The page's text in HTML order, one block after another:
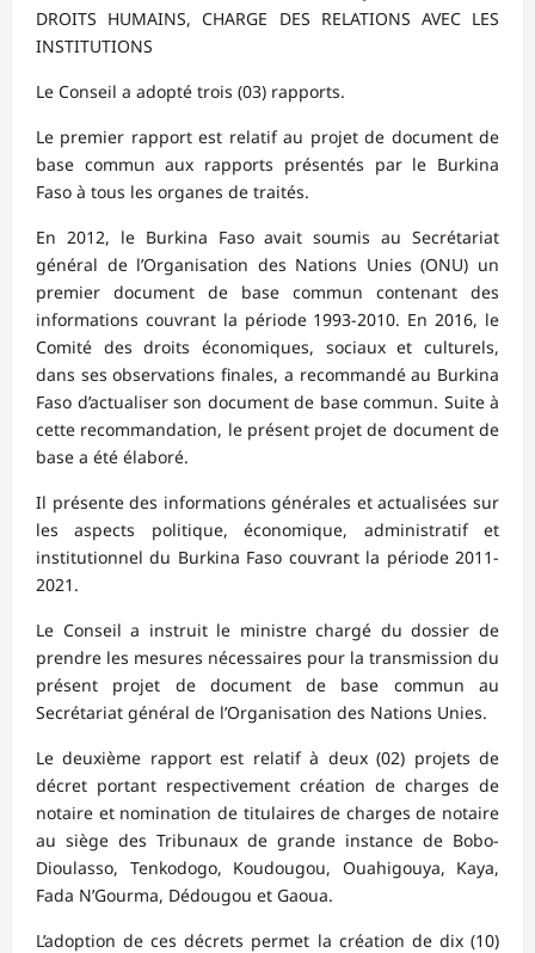
DROITS HUMAINS, CHARGE DES RELATIONS AVEC LES
INSTITUTIONS
Le Conseil a adopté trois (03) rapports.
Le premier rapport est relatif au projet de document de
base commun aux rapports présentés par le Burkina
Faso à tous les organes de traités.
En 2012, le Burkina Faso avait soumis au Secrétariat
général de l’Organisation des Nations Unies (ONU) un
premier document de base commun contenant des
informations couvrant la période 1993-2010. En 2016, le
Comité des droits économiques, sociaux et culturels,
dans ses observations finales, a recommandé au Burkina
Faso d’actualiser son document de base commun. Suite à
cette recommandation, le présent projet de document de
base a été élaboré.
Il présente des informations générales et actualisées sur
les aspects politique, économique, administratif et
institutionnel du Burkina Faso couvrant la période 2011-
2021.
Le Conseil a instruit le ministre chargé du dossier de
prendre les mesures nécessaires pour la transmission du
présent projet de document de base commun au
Secrétariat général de l’Organisation des Nations Unies.
Le deuxième rapport est relatif à deux (02) projets de
décret portant respectivement création de charges de
notaire et nomination de titulaires de charges de notaire
au siège des Tribunaux de grande instance de Bobo-
Dioulasso, Tenkodogo, Koudougou, Ouahigouya, Kaya,
Fada N’Gourma, Dédougou et Gaoua.
L’adoption de ces décrets permet la création de dix (10)